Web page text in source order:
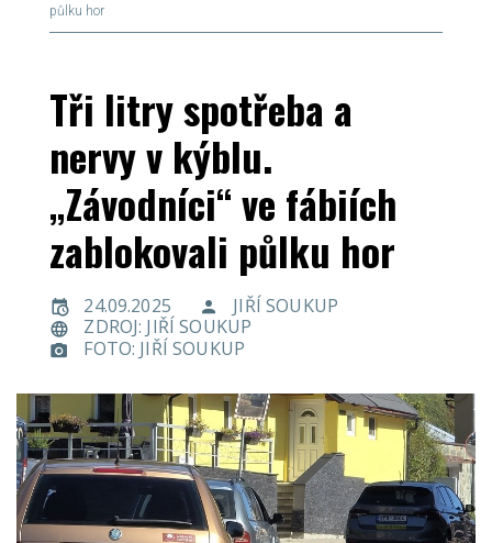
půlku hor
Tři litry spotřeba a
nervy v kýblu.
„Závodníci“ ve fábiích
zablokovali půlku hor
24.09.2025
JIŘÍ SOUKUP
ZDROJ: JIŘÍ SOUKUP
FOTO: JIŘÍ SOUKUP